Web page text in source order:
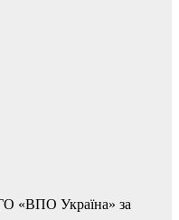
ГО «ВПО Україна» за